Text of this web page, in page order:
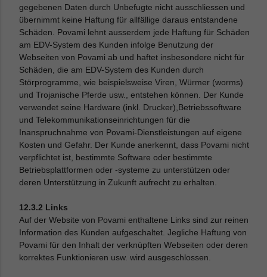
gegebenen Daten durch Unbefugte nicht ausschliessen und
übernimmt keine Haftung für allfällige daraus entstandene
Schäden. Povami lehnt ausserdem jede Haftung für Schäden
am EDV-System des Kunden infolge Benutzung der
Webseiten von Povami ab und haftet insbesondere nicht für
Schäden, die am EDV-System des Kunden durch
Störprogramme, wie beispielsweise Viren, Würmer (worms)
und Trojanische Pferde usw., entstehen können. Der Kunde
verwendet seine Hardware (inkl. Drucker),Betriebssoftware
und Telekommunikationseinrichtungen für die
Inanspruchnahme von Povami-Dienstleistungen auf eigene
Kosten und Gefahr. Der Kunde anerkennt, dass Povami nicht
verpflichtet ist, bestimmte Software oder bestimmte
Betriebsplattformen oder -systeme zu unterstützen oder
deren Unterstützung in Zukunft aufrecht zu erhalten.
12.3.2 Links
Auf der Website von Povami enthaltene Links sind zur reinen
Information des Kunden aufgeschaltet. Jegliche Haftung von
Povami für den Inhalt der verknüpften Webseiten oder deren
korrektes Funktionieren usw. wird ausgeschlossen.